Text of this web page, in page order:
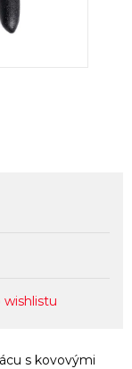
wishlistu
s kovovými